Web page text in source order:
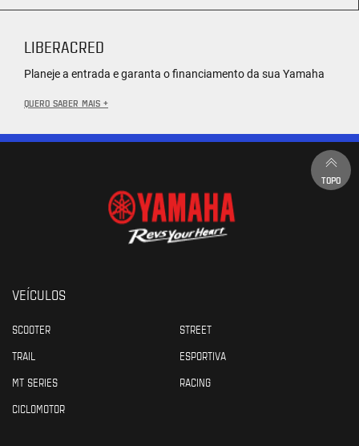
LIBERACRED
Planeje a entrada e garanta o financiamento da sua Yamaha
QUERO SABER MAIS +
TOPO
VEÍCULOS
SCOOTER
STREET
TRAIL
ESPORTIVA
MT SERIES
RACING
CICLOMOTOR